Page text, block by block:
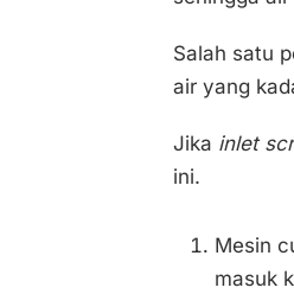
Salah satu
air yang
Jika inlet
ini.
Mesin
masuk